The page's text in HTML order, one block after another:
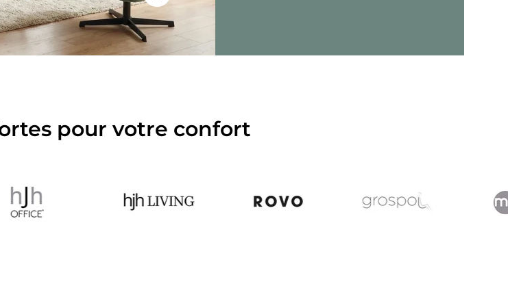
pour votre confort